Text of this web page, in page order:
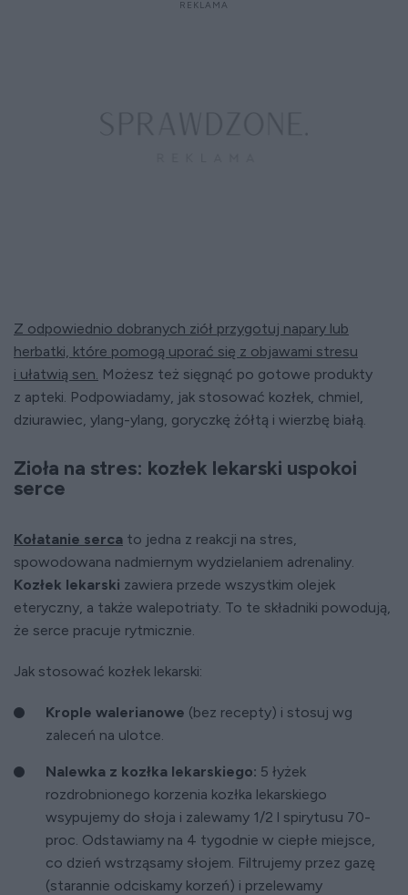
Z odpowiednio dobranych ziół przygotuj napary lub
herbatki, które pomogą uporać się z objawami stresu
i ułatwią sen. Możesz też sięgnąć po gotowe produkty
z apteki. Podpowiadamy, jak stosować kozłek, chmiel,
dziurawiec, ylang-ylang, goryczkę żółtą i wierzbę białą.
Zioła na stres: kozłek lekarski uspokoi
serce
Kołatanie serca to jedna z reakcji na stres,
spowodowana nadmiernym wydzielaniem adrenaliny.
Kozłek lekarski zawiera przede wszystkim olejek
eteryczny, a także walepotriaty. To te składniki powodują,
że serce pracuje rytmicznie.
Jak stosować kozłek lekarski:
Krople walerianowe (bez recepty) i stosuj wg
zaleceń na ulotce.
Nalewka z kozłka lekarskiego: 5 łyżek
rozdrobnionego korzenia kozłka lekarskiego
wsypujemy do słoja i zalewamy 1/2 l spirytusu 70-
proc. Odstawiamy na 4 tygodnie w ciepłe miejsce,
co dzień wstrząsamy słojem. Filtrujemy przez gazę
(starannie odciskamy korzeń) i przelewamy